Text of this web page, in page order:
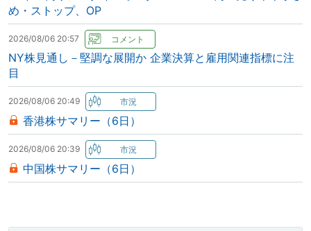
め・ストップ、OP
2026/08/06 20:57
NY株見通し－堅調な展開か 企業決算と雇用関連指標に注
目
2026/08/06 20:49
香港株サマリー（6日）
2026/08/06 20:39
中国株サマリー（6日）